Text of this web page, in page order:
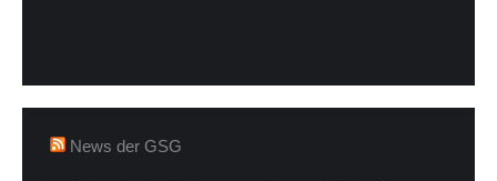
News der GSG